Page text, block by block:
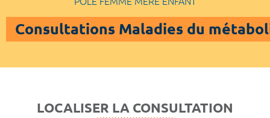
Consultations Maladies du
LOCALISER LA CONSULTATION